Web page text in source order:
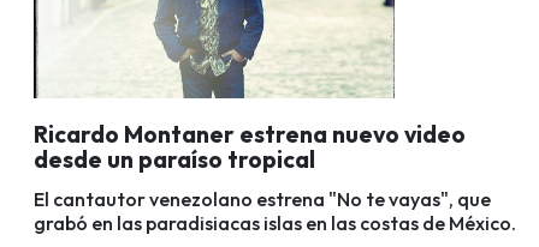
Ricardo Montaner estrena nuevo video
desde un paraíso tropical
El cantautor venezolano estrena "No te vayas", que
grabó en las paradisiacas islas en las costas de México.